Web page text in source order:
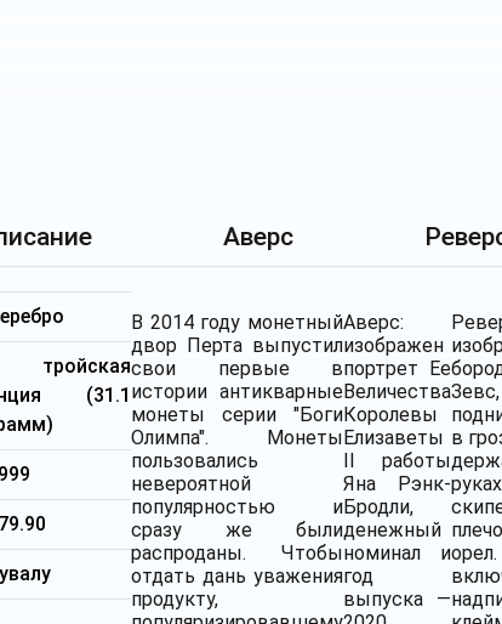
Аверс
тройская
(31.1
В 2014 году монетный
двор Перта выпустил
свои первые в
истории антикварные
монеты серии "Боги
Олимпа". Монеты
пользовались
невероятной
популярностью и
сразу же были
распроданы. Чтобы
отдать дань уважения
продукту,
Аверс:
изображен
портрет Ее
Величества
Королевы
Елизаветы
II работы
Яна Рэнк-
Бродли,
денежный
номинал и
год
выпуска —
Зевс,
в